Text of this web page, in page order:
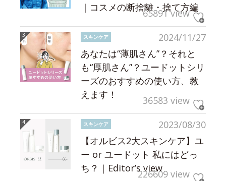
｜コスメの断捨離・捨て方編
65891 view
2024/11/27
スキンケア
あなたは“薄肌さん”？それと
も“厚肌さん”？ユードットシリ
ーズのおすすめの使い方、教
えます！
36583 view
2023/08/30
スキンケア
【オルビス2大スキンケア】ユ
ー or ユードット 私にはどっ
ち？｜Editor’s view226609 view